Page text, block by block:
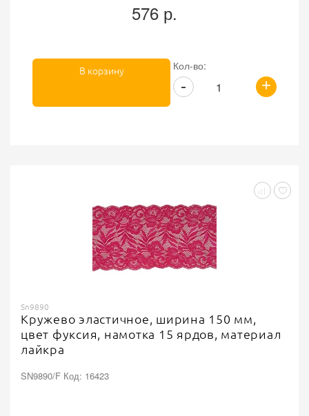
576 р.
Кол-во:
+
-
В корзину
Sn9890
Кружево эластичное, ширина 150 мм,
цвет фуксия, намотка 15 ярдов, материал
лайкра
SN9890/F Код: 16423